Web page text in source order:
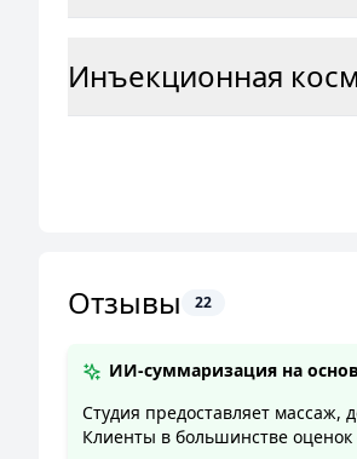
Инъекционная
Отзывы 22
ИИ-суммаризация на
Студия предоставляет
Клиенты в большинстве